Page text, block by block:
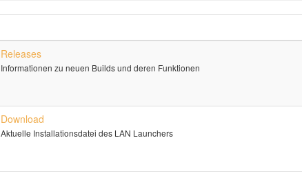
Releases
Informationen zu neuen Builds und deren Funktionen
Download
Aktuelle Installationsdatei des LAN Launchers